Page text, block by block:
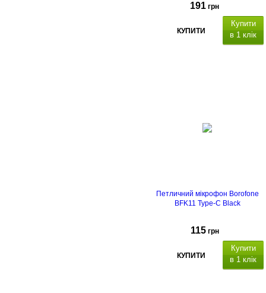
191 грн
КУПИТИ
Купити
в 1 клік
Петличний мікрофон Borofone
BFK11 Type-C Black
115 грн
КУПИТИ
Купити
в 1 клік